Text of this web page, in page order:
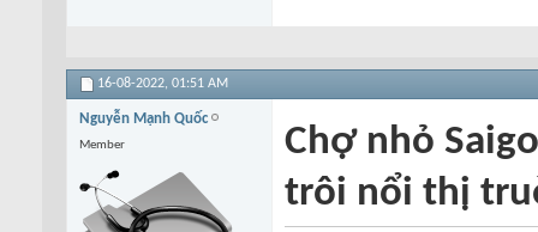
16-08-2022, 01:51 AM
Nguyễn Mạnh Quốc
Member
Chợ nhỏ
trôi nổi thị